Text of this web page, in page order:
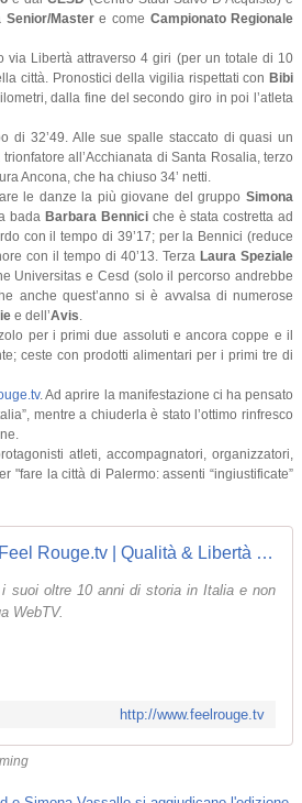
Mastere come Campionato Regionale
via Libertà attraverso 4 giri (per un totale di 10
città. Pronostici della vigilia rispettati con Bibi
dalla fine del secondo giro in poi l’atleta
di 32’49. Alle sue spalle staccato di quasi un
all’Acchianata di Santa Rosalia, terzo
Ancona, che ha chiuso 34’ netti.
le danze la più giovane del gruppoSimona
badaBarbara Bennici che è stata costretta ad
con il tempo di 39’17; per la Bennici (reduce
con il tempo di 40’13. Terza Laura Speziale
Universitas e Cesd (solo il percorso andrebbe
anche quest’anno si è avvalsa di numerose
e dell’Avis
per i primi due assoluti e ancora coppe e il
ceste con prodotti alimentari per i primi tre di
. Ad aprire la manifestazione ci ha pensato
mentre a chiuderla è stato l’ottimo rinfresco
atleti, accompagnatori, organizzatori,
"fare la città di Palermo: assenti “ingiustificate”
Feel Rouge.tv | Qualità & Libertà d'Espressione
suoi oltre 10 anni di storia in Italia e non
WebTV.
http://www.feelrouge.tv